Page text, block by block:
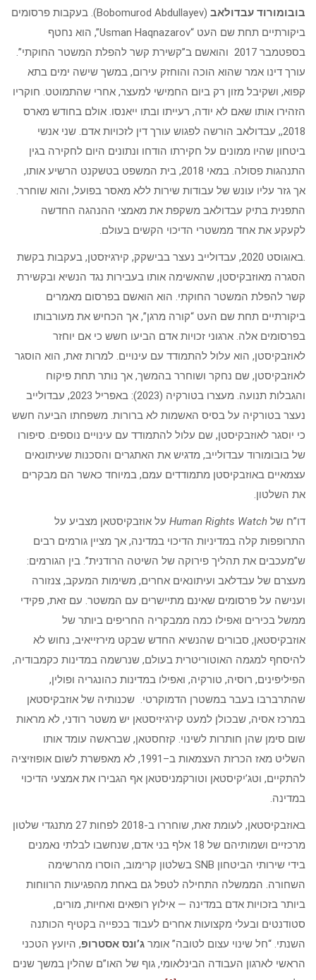
בובומורוד עבדולאב
(Bobomurod Abdullayev). בעקבות פרסומים
ביקורתיים תחת שם העט “Usman Haqnazarov”, הוא נחטף
בספטמבר 2017 והואשם ב”קשירת קשר להפלת המשטר החוקתי”.
עורך דינו אמר שהוא הוכה והוחזק עירום, במשך שישה ימים בתא
קפוא, ושקיבל מזון רק ביום החמישי למעצר, אחרי שהתמוטט. חוקריו
הזהירו אותו שאם לא יודה, רעייתו ובתו ייאנסו. אולם בחודש מארס
2018,, עבדולאב הורשה לפגוש עורך דין לזכויות אדם. שני אנשי
ביטחון שהיו ממונים על חקירתו הודחו ונתונים היום לחקירה בגין
התנהגות פסולה. במאי 2018, בית המשפט בטשקנט הרשיע אותו,
אך גזר עליו עונש של עבודות שירות ללא מאסר בפועל, והוא שוחרר.
התפנית בתיק עבדולאב משקפת את מאמצי ההנהגה החדשה
לקעקע את אחד ממשטרי הדיכוי הקשים בעולם.
.באוגוסט 2020, עבדולייב נעצר בבישקק, קירגיזסטן, בעקבות בקשת
הסגרה מאוזבקיסטן, שהאשימה אותו בעבירות נגד הנשיא ובקשירת
קשר להפלת המשטר החוקתי. הוא הואשם בפרסום מאמרים
ביקורתיים תחת שם העט “קורה מרגן”, אך הכחיש את מעורבותו
בפרסומים אלה. ארגוני זכויות אדם הביעו חשש כי אם יוחזר
לאוזבקיסטן, הוא עלול להתמודד עם עינויים. למרות זאת, הוא הוסגר
לאוזבקיסטן, שם נחקר ושוחרר בהמשך, אך נותר תחת פיקוח
והגבלות תנועה.​ מעצרו בטורקיה (2023): באפריל 2023, עבדולייב
נעצר בטורקיה על בסיס האשמות לא ברורות. משפחתו הביעה חשש
כי יוסגר לאוזבקיסטן, שם עלול להתמודד עם עינויים נוספים.​ סיפורו
של בובומורוד עבדולייב, מדגיש את האתגרים והסכנות שעיתונאים
עצמאיים באוזבקיסטן מתמודדים עמם, במיוחד כאשר הם מבקרים
את השלטון.​​
דו”ח של Human Rights Watch על אוזבקיסטאן מצביע על
התרופפות קלה במדיניות הדיכוי במדינה, אך מציין גורמים רבים
ש”מעכבים את תהליך פירוקה של השיטה הרודנית”. בין הגורמים:
מעצרם של עבדלאב ועיתונאים אחרים, משימות המעקב, צנזורה
וענישה על פרסומים שאינם מתיישרים עם המשטר. עם זאת, פקידי
ממשל בכירים ואפילו כמה ממבקריה החריפים ביותר של
אוזבקיסטאן, סבורים שהנשיא החדש שבקט מירזייאיב, נחוש לא
להיסחף למגמה האוטוריטרית בעולם, שנרשמה במדינות כקמבודיה,
הפיליפינים, רוסיה, טורקיה, ואפילו במדינות כהונגריה ופולין,
שהתרברבו בעבר במשטרן הדמוקרטי. שכנותיה של אוזבקיסטאן
במרכז אסיה, שבכולן למעט קירגיזיסטאן יש משטר רודני, לא מראות
שום סימן שהן חותרות לשינוי. קזחסטאן, שבראשה עומד אותו
השליט מאז הכרזת העצמאות ב–1991, לא מאפשרת לשום אופוזיציה
להתקיים, וטג’יקיסטאן וטורקמניסטאן אף הגבירו את אמצעי הדיכוי
במדינה.
באוזבקיסטאן, לעומת זאת, שוחררו ב-2018 לפחות 27 מתנגדי שלטון
מרכזיים ושמותיהם של 18 אלף בני אדם, שנחשבו לבלתי נאמנים
בידי שירותי הביטחון SNB בשלטון קרימוב, הוסרו מהרשימה
השחורה. הממשלה התחילה לטפל גם באחת מהפגיעות הרווחות
ביותר בזכויות אדם במדינה — אילוץ רופאים ואחיות, מורים,
סטודנטים ובעלי מקצועות אחרים לעבוד בכפייה בקטיף הכותנה
השנתי. “חל שינוי עצום לטובה” אומר ג’ונס אסטרופ, היועץ הטכני
הראשי לארגון העבודה הבינלאומי, גוף של האו”ם שהלין במשך שנים